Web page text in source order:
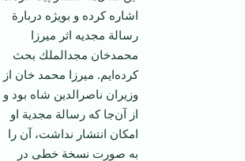
اشاره‌ كرده‌ و بویژه‌ دربارة‌
رسالة‌ مجدیه‌ اثر میرزا
محمدخان‌ مجدالملك‌ بحث‌
كرده‌ایم‌. میرزا محمد خان‌ از
وزیران‌ ناصرالدین‌ شاه ‌بود و
از آن‌جا كه‌ رسالة‌ مجدیة‌ او
امكان‌ انتشار نداشت‌، آن‌ را
به‌ صورت‌ نسخة‌ خطی‌ در